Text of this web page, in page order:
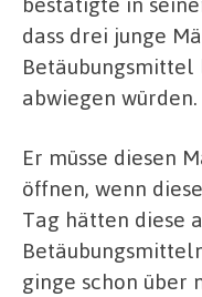
dass drei junge
Betäubungsmittel
abwiegen würden.
Er müsse diesen
öffnen, wenn
Tag hätten diese
ginge schon über